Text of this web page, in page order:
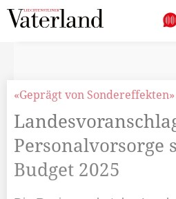
«Geprägt von Sondereffekten»
Personalvorsorge
Budget 2025